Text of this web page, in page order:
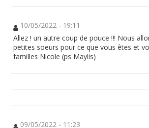
10/05/2022 - 19:11
Allez ! un autre coup de pouce !!! Nous
petites soeurs pour ce que vous êtes et
familles Nicole (ps Maylis)
09/05/2022 - 11:23